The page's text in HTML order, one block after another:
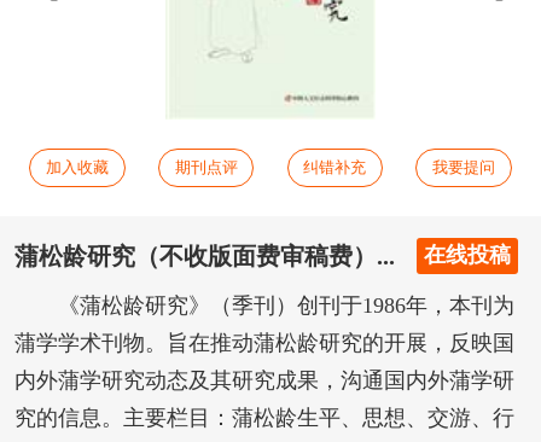
加入收藏 期刊点评 纠错补充 我要提问
蒲松龄研究（不收版面费审稿费）... 在线投稿
《蒲松龄研究》（季刊）创刊于1986年，本刊为
蒲学学术刊物。旨在推动蒲松龄研究的开展，反映国
内外蒲学研究动态及其研究成果，沟通国内外蒲学研
究的信息。主要栏目：蒲松龄生平、思想、交游、行